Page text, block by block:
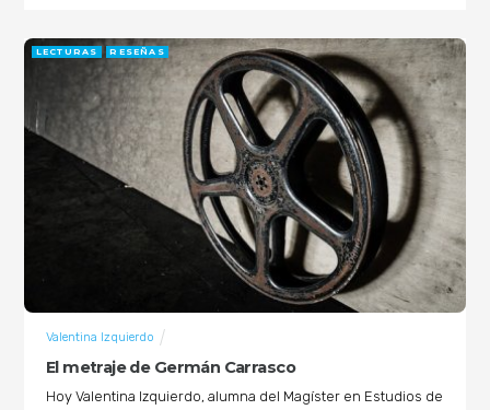
El metraje de Germán Carrasco
Valentina Izquierdo
LECTURAS RESEÑAS
Hoy Valentina Izquierdo, alumna del Magíster en Estudios de